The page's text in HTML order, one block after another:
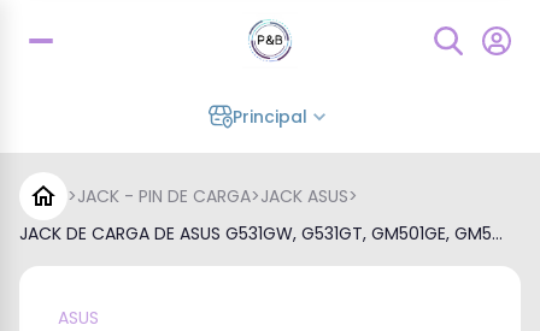
Principal
>JACK - PIN DE CARGA>JACK ASUS>
JACK DE CARGA DE ASUS G531GW, G531GT, GM501GE, GM5...
ASUS